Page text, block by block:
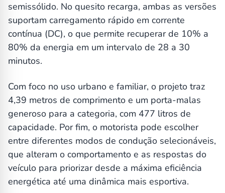
semissólido. No quesito recarga, ambas as versões
suportam carregamento rápido em corrente
contínua (DC), o que permite recuperar de 10% a
80% da energia em um intervalo de 28 a 30
minutos.
Com foco no uso urbano e familiar, o projeto traz
4,39 metros de comprimento e um porta-malas
generoso para a categoria, com 477 litros de
capacidade. Por fim, o motorista pode escolher
entre diferentes modos de condução selecionáveis,
que alteram o comportamento e as respostas do
veículo para priorizar desde a máxima eficiência
energética até uma dinâmica mais esportiva.